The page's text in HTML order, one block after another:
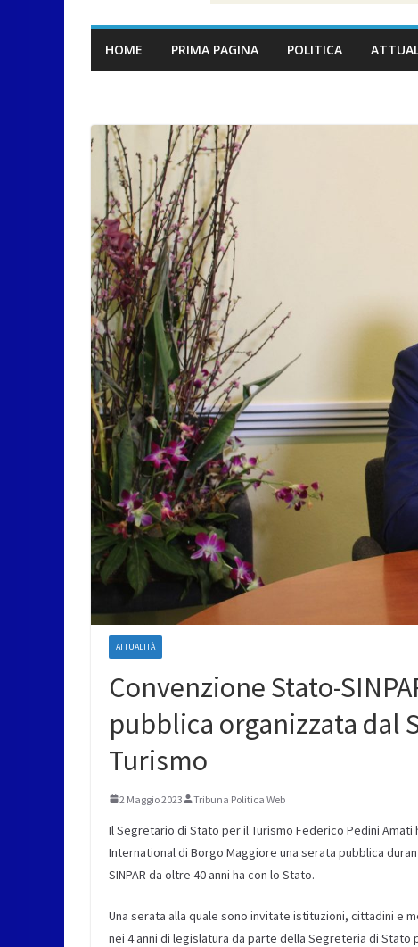
HOME PRIMA PAGINA POLITICA
ATTUALITÀ
Convenzione Stato-
pubblica organizzata dal
Turismo
2 Maggio 2023 Tribuna Politica Web
Il Segretario di Stato per il Turismo Federico Pedini
International di Borgo Maggiore una serata pubblica
SINPAR da oltre 40 anni ha con lo Stato.
Una serata alla quale sono invitate istituzioni, cittadini e
nei 4 anni di legislatura da parte della Segreteria di